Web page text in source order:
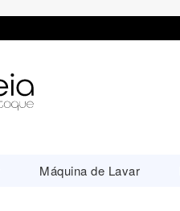
Máquina de Lavar